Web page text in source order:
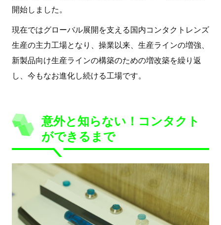
開始しました。
現在ではグローバル展開を支える国内コンタクトレンズ
生産の主力工場となり、操業以来、生産ラインの増強、
新製品向け生産ラインの構築のための増改築を繰り返
し、今もなお進化し続ける工場です。
意外と知らない！コンタクト
ができるまで